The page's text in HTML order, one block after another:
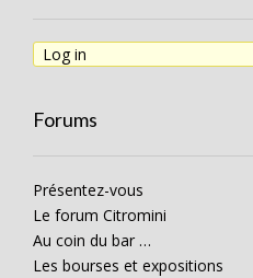
Log in
Forums
Présentez-vous
Le forum Citromini
Au coin du bar …
Les bourses et expositions